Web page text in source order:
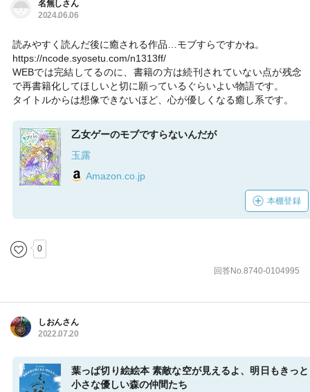
名無しさん
2024.06.06
読みやすく読んだ後に癒される作品…モブすらですかね。
https://ncode.syosetu.com/n1313ff/
WEBでは完結してるのに、書籍の方は続刊されていない点が残念
で再書籍化してほしいと切に願っているぐらいよい物語です。
タイトルからは想像できないほど、心が優しくなる癒し系です。
乙女ゲーのモブですらないんだが
玉露
Amazon.co.jp
本棚登録
0
回答No.8740-0104995
しおんさん
2022.07.20
葉っぱ切り絵絵本 素敵な空が見えるよ、明日もきっと
小さな優しい森の仲間たち